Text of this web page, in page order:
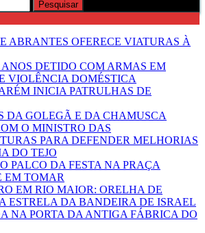
ABRANTES OFERECE VIATURAS À
ANOS DETIDO COM ARMAS EM
VIOLÊNCIA DOMÉSTICA
INICIA PATRULHAS DE
DA GOLEGÃ E DA CHAMUSCA
O MINISTRO DAS
PARA DEFENDER MELHORIAS
DO TEJO
PALCO DA FESTA NA PRAÇA
EM TOMAR
EM RIO MAIOR: ORELHA DE
ESTRELA DA BANDEIRA DE ISRAEL
NA PORTA DA ANTIGA FÁBRICA DO